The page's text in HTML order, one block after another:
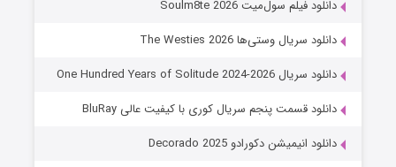
دانلود فیلم سول‌میت Soulm8te 2026
دانلود سریال وستی‌ها The Westies 2026
دانلود سریال One Hundred Years of Solitude 2024-2026
دانلود قسمت پنجم سریال کوری با کیفیت عالی BluRay
دانلود انیمیشن دکورادو Decorado 2025